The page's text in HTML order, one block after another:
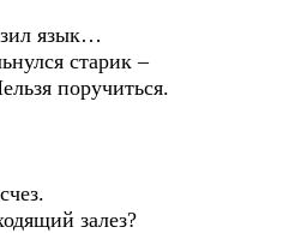
язык…
старик –
поручиться.
залез?